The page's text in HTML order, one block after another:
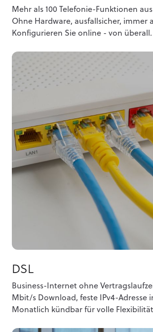
Mehr als 100 Telefonie-Funktionen
Ohne Hardware, ausfallsicher, immer
Konfigurieren Sie online - von überall.
DSL
Business-Internet ohne
Mbit/s Download, feste IPv4-Adresse
Monatlich kündbar für volle